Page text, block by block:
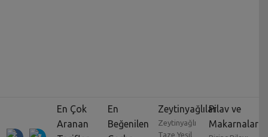
En Çok
Aranan
En
Beğenilen
Zeytinyağlılar
Zeytinyağlı
Taze Yeşil
Pilav ve
Makarnalar